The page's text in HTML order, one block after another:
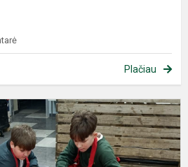
Plačiau